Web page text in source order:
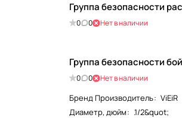
Группа безопасности
0 0 Нет в наличии
Группа безопасности
0 0 Нет в наличии
Бренд Производитель: ViEiR
Диаметр, дюйм: .1/2&quot;